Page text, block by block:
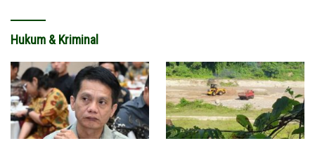
Hukum & Kriminal